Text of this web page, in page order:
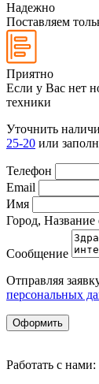
Надежно
Поставляем
Приятно
Если у Вас нет
техники
Уточнить
25-20 или
Телефон
Email
Имя
Город, Название
Сообщение
Отправляя
персональных
Оформить
Работать с нами: